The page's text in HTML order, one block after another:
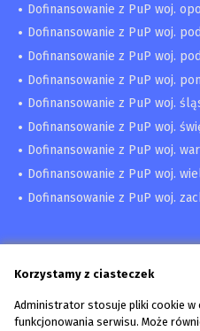
Dofinansowanie z PuP woj.
Dofinansowanie z PuP woj.
Dofinansowanie z PuP woj.
Dofinansowanie z PuP woj.
Dofinansowanie z PuP woj.
Dofinansowanie z PuP woj.
Dofinansowanie z PuP woj.
Dofinansowanie z PuP woj.
Dofinansowanie z PuP woj.
Korzystamy z ciasteczek
Administrator stosuje pliki cookie w
funkcjonowania serwisu. Może